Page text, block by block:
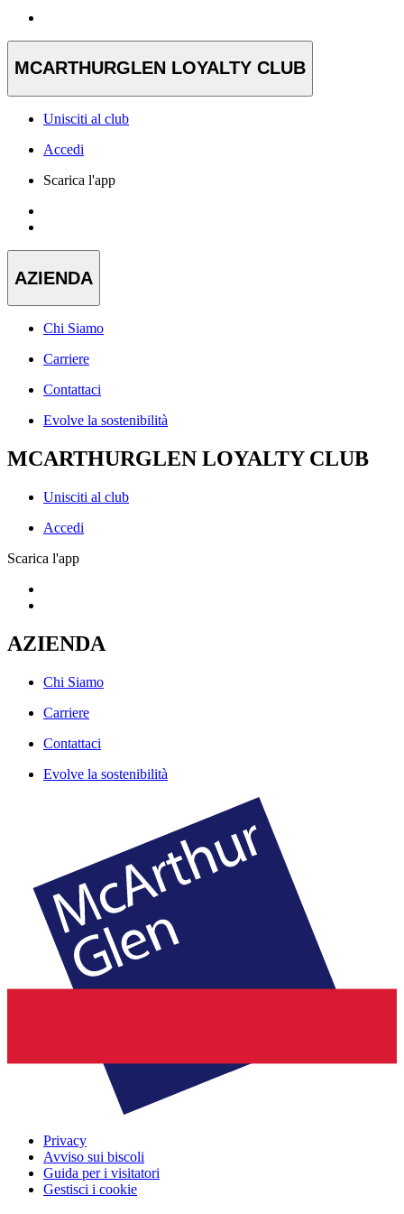
MCARTHURGLEN LOYALTY CLUB
Unisciti al club
Accedi
Scarica l'app
AZIENDA
Chi Siamo
Carriere
Contattaci
Evolve la sostenibilità
MCARTHURGLEN LOYALTY CLUB
Unisciti al club
Accedi
Scarica l'app
AZIENDA
Chi Siamo
Carriere
Contattaci
Evolve la sostenibilità
Privacy
Avviso sui biscoli
Guida per i visitatori
Gestisci i cookie